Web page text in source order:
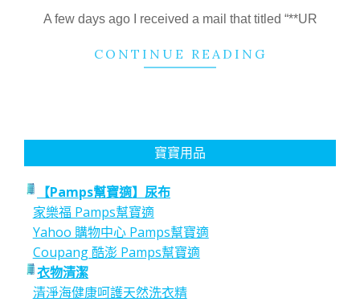
23
A few days ago I received a mail that titled “**UR
CONTINUE READING
寶寶用品
【Pamps幫寶適】尿布
家樂福 Pamps幫寶適
Yahoo 購物中心 Pamps幫寶適
Coupang 酷澎 Pamps幫寶適
衣物清潔
清淨海健康呵護天然洗衣精